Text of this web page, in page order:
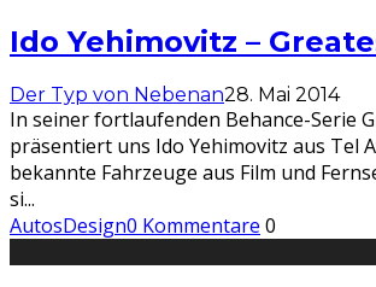
Ido Yehimovitz –
Der Typ von Nebenan28. Mai 2014
In seiner fortlaufenden Behance-Serie
präsentiert uns Ido Yehimovitz aus Tel
bekannte Fahrzeuge aus Film und
si...
AutosDesign0 Kommentare 0